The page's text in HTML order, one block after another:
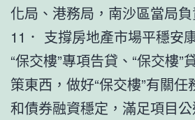
化局、港務局，南沙區當局負
11． 支撐房地產市場平穩安
“保交樓”專項告貸、“保交樓”
策東西，做好“保交樓”有關
和債券融資穩定，滿足項目